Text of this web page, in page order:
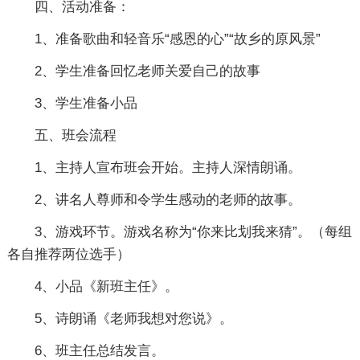
四、活动准备：
1、准备歌曲和轻音乐“感恩的心”“故乡的原风景”
2、学生准备回忆老师关爱自己的故事
3、学生准备小品
五、班会流程
1、主持人宣布班会开始。主持人深情朗诵。
2、讲名人尊师和令学生感动的老师的故事。
3、游戏环节。游戏名称为“你来比划我来猜”。（每组
各自推荐两位选手）
4、小品《新班主任》。
5、诗朗诵《老师我想对您说》。
6、班主任总结发言。